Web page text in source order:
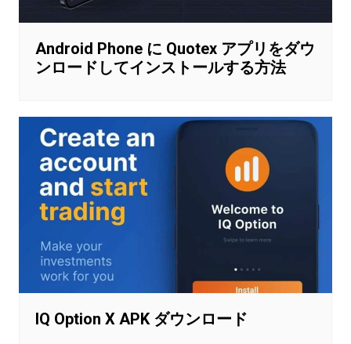
Android Phone に Quotex アプリをダウ
ンロードしてインストールする方法
IQ Option X APK ダウンロード